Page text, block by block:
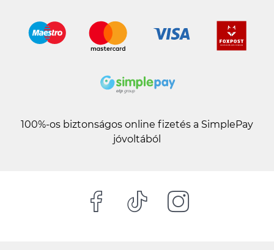
100%-os biztonságos online fizetés a SimplePay
jóvoltából